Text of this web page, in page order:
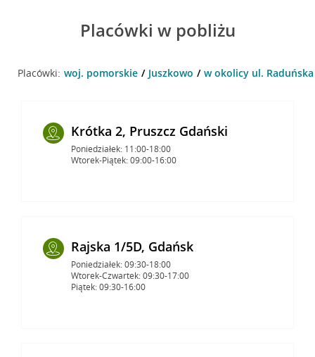
Placówki w pobliżu
Placówki: woj. pomorskie Juszkowo w okolicy ul. Raduńska
Krótka 2, Pruszcz Gdański
Poniedziałek: 11:00-18:00
Wtorek-Piątek: 09:00-16:00
Rajska 1/5D, Gdańsk
Poniedziałek: 09:30-18:00
Wtorek-Czwartek: 09:30-17:00
Piątek: 09:30-16:00